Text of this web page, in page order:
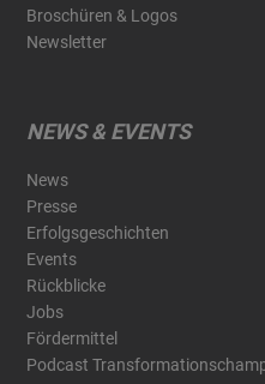
Broschüren & Logos
Newsletter
NEWS & EVENTS
News
Presse
Erfolgsgeschichten
Events
Rückblicke
Jobs
Fördermittel
Podcast